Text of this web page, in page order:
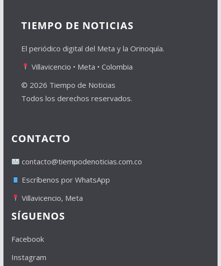
TIEMPO DE NOTICIAS
El periódico digital del Meta y la Orinoquía.
Villavicencio • Meta • Colombia
© 2026 Tiempo de Noticias
Todos los derechos reservados.
CONTACTO
contacto@tiempodenoticias.com.co
Escríbenos por WhatsApp
Villavicencio, Meta
SÍGUENOS
Facebook
Instagram